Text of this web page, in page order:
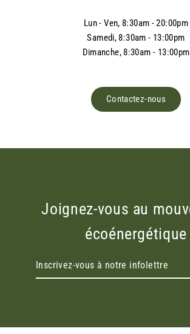
Lun - Ven, 8:30am - 20:00pm
Samedi, 8:30am - 13:00pm
Dimanche, 8:30am - 13:00pm
Contactez-nous
Joignez-vous au
écoénergétique